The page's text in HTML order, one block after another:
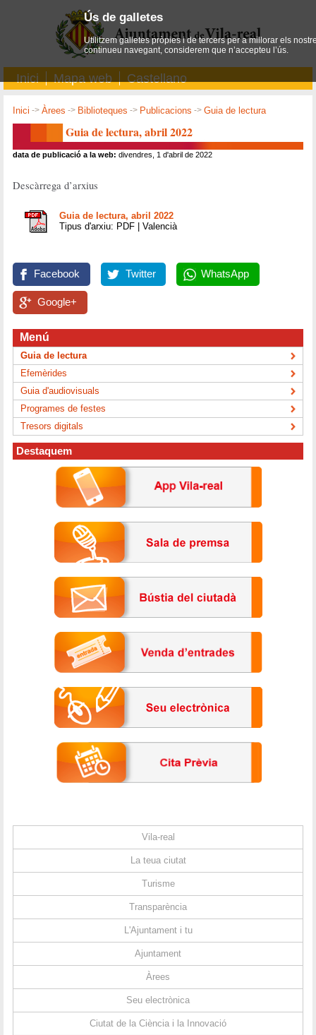
Inici Mapa web Castellano
Inici ->Àrees -> Biblioteques -> Publicacions ->Guia de lectura
Guia de lectura, abril 2022
data de publicació a la web: divendres, 1 d'abril de 2022
Descàrrega d’arxius
Guia de lectura, abril 2022
Tipus d'arxiu: PDF | Valencià
Facebook Twitter WhatsApp
Google+
Menú
Guia de lectura
Efemèrides
Guia d'audiovisuals
Programes de festes
Tresors digitals
Destaquem
Vila-real
La teua ciutat
Turisme
Transparència
L'Ajuntament i tu
Ajuntament
Àrees
Seu electrònica
Ciutat de la Ciència i la Innovació
Ús de galletes
Utilitzem galletes pròpies i de tercers per a millorar els
continueu navegant, considerem que n’accepteu l’ús.